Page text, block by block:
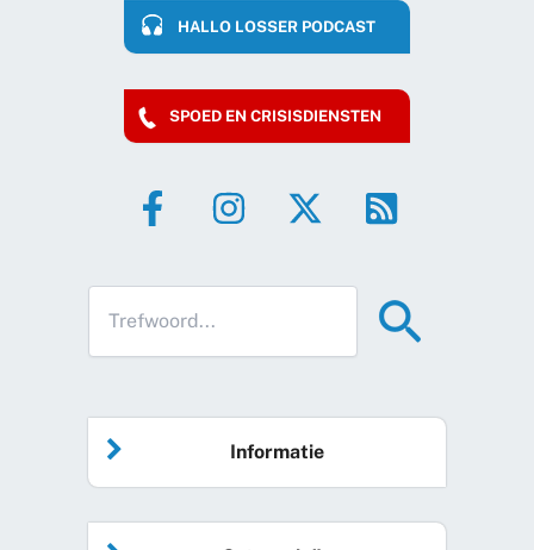
HALLO LOSSER PODCAST
SPOED EN CRISISDIENSTEN
Informatie
Home